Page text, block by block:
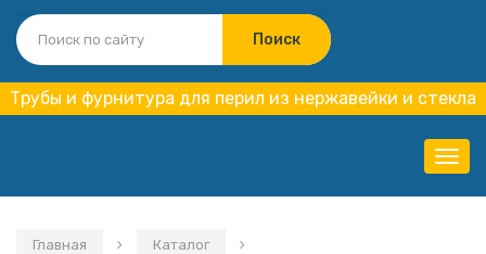
Трубы и фурнитура для перил из нержавейки и стекла
Главная Каталог